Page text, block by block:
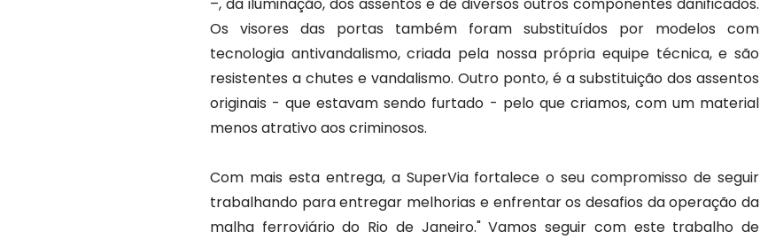
–, da iluminação, dos assentos e de diversos outros componentes danificados.
Os visores das portas também foram substituídos por modelos com
tecnologia antivandalismo, criada pela nossa própria equipe técnica, e são
resistentes a chutes e vandalismo. Outro ponto, é a substituição dos assentos
originais - que estavam sendo furtado - pelo que criamos, com um material
menos atrativo aos criminosos.
Com mais esta entrega, a SuperVia fortalece o seu compromisso de seguir
trabalhando para entregar melhorias e enfrentar os desafios da operação da
malha ferroviário do Rio de Janeiro." Vamos seguir com este trabalho de